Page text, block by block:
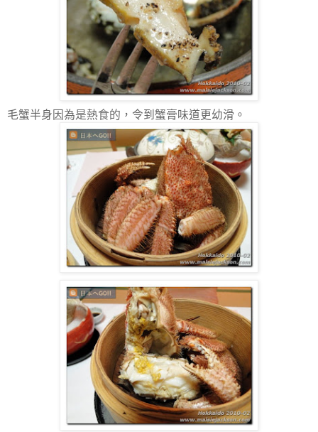
毛蟹半身因為是熱食的，令到蟹膏味道更幼滑。